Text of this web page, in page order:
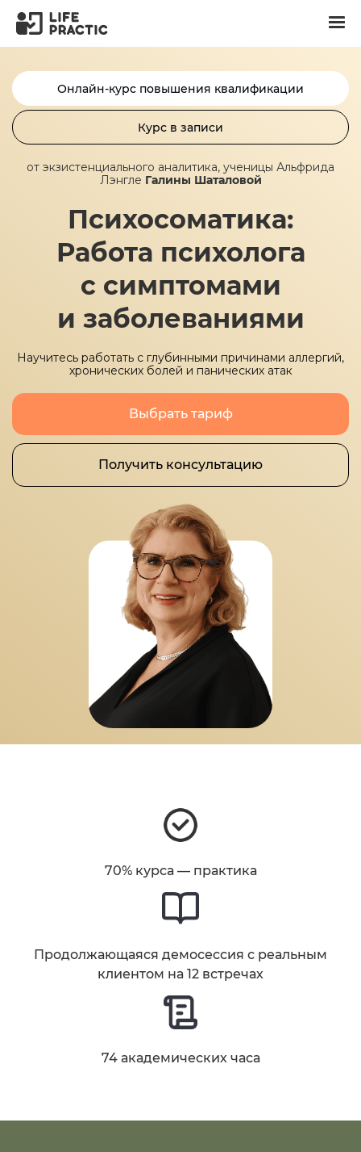
Онлайн-курс повышения квалификации
Курс в записи
от экзистенциального аналитика, ученицы Альфрида
Лэнгле Галины Шаталовой
Психосоматика:
Работа психолога
с симптомами
и заболеваниями
Научитесь работать с глубинными причинами аллергий,
хронических болей и панических атак
Выбрать тариф
Получить консультацию
70% курса — практика
Продолжающаяся демосессия с реальным
клиентом на 12 встречах
74 академических часа